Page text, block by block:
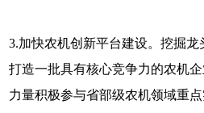
3.加快农机创新平台建设。挖掘
打造一批具有核心竞争力的农机
力量积极参与省部级农机领域重